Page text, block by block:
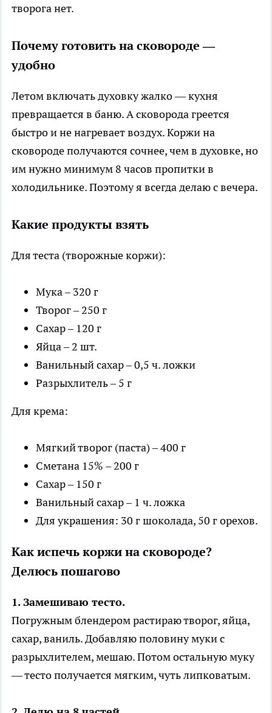
творога нет.
Почему готовить на сковороде —
удобно
Летом включать духовку жалко — кухня
превращается в баню. А сковорода греется
быстро и не нагревает воздух. Коржи на
сковороде получаются сочнее, чем в духовке, но
им нужно минимум 8 часов пропитки в
холодильнике. Поэтому я всегда делаю с вечера.
Какие продукты взять
Для теста (творожные коржи):
Мука – 320 г
Творог – 250 г
Сахар – 120 г
Яйца – 2 шт.
Ванильный сахар – 0,5 ч. ложки
Разрыхлитель – 5 г
Для крема:
Мягкий творог (паста) – 400 г
Сметана 15% – 200 г
Сахар – 150 г
Ванильный сахар – 1 ч. ложка
Для украшения: 30 г шоколада, 50 г орехов.
Как испечь коржи на сковороде?
Делюсь пошагово
1. Замешиваю тесто.
Погружным блендером растираю творог, яйца,
сахар, ваниль. Добавляю половину муки с
разрыхлителем, мешаю. Потом остальную муку
— тесто получается мягким, чуть липковатым.